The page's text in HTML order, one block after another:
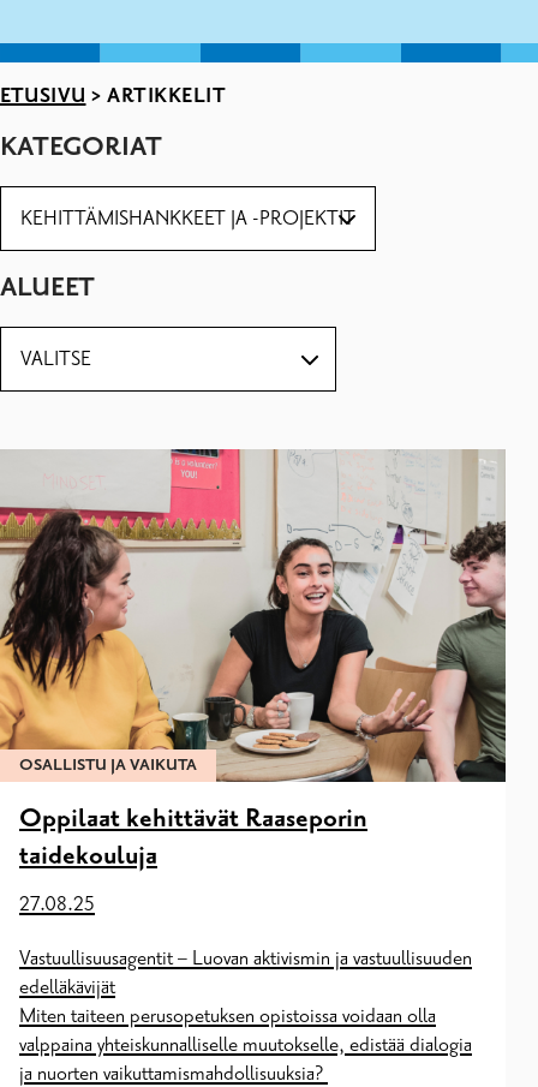
ETUSIVU > ARTIKKELIT
KATEGORIAT
ALUEET
OSALLISTU JA VAIKUTA
Oppilaat kehittävät Raaseporin
taidekouluja
27.08.25
Vastuullisuusagentit – Luovan aktivismin ja vastuullisuuden
edelläkävijät
Miten taiteen perusopetuksen opistoissa voidaan olla
valppaina yhteiskunnalliselle muutokselle, edistää dialogia
ja nuorten vaikuttamismahdollisuuksia?